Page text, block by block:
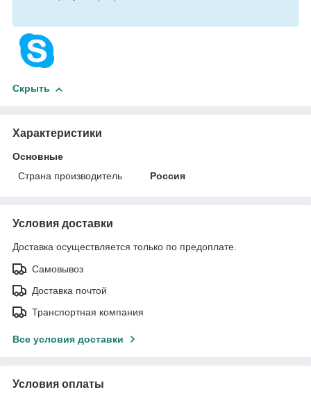
Скрыть
Характеристики
Основные
Страна производитель
Россия
Условия доставки
Доставка осуществляется только по предоплате.
Самовывоз
Доставка почтой
Транспортная компания
Все условия доставки
Условия оплаты